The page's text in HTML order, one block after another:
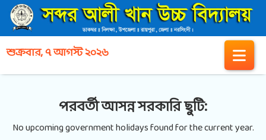
শুক্রবার, ৭ আগস্ট ২০২৬
পরবর্তী আসন্ন সরকারি ছুটি:
No upcoming government holidays found for the current year.